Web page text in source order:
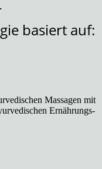
basiert auf:
Massagen mit
Ernährungs-